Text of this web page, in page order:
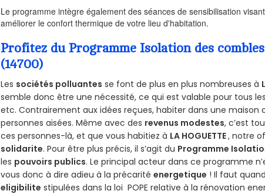
Le programme intègre également des séances de sensibilisation
améliorer le confort thermique de votre lieu d'habitation.
Profitez du Programme Isolation des
(14700)
Les sociétés polluantes se font de plus en plus nombreuses à
semble donc être une nécessité, ce qui est valable pour tous
etc. Contrairement aux idées reçues, habiter dans une maison
personnes aisées. Même avec des revenus modestes, c’est
ces personnes-là, et que vous habitiez à LA HOGUETTE, notre
solidarite. Pour être plus précis, il s’agit du Programme
les pouvoirs publics. Le principal acteur dans ce programme
vous donc à dire adieu à la précaritéenergetique ! Il faut
eligibilite stipulées dans la loi POPE relative à la rénovation